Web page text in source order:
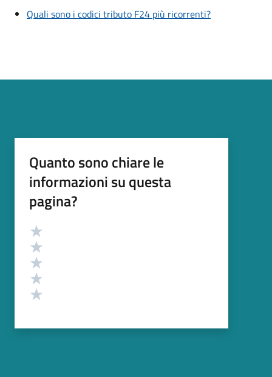
Quali sono i codici tributo F24 più ricorrenti?
Quanto sono chiare le
informazioni su questa
pagina?
Valutazione